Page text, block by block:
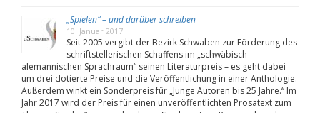
„Spielen“ – und darüber schreiben
10. Januar 2017
Seit 2005 vergibt der Bezirk Schwaben zur Förderung des
schriftstellerischen Schaffens im „schwäbisch-
alemannischen Sprachraum“ seinen Literaturpreis – es geht dabei
um drei dotierte Preise und die Veröffentlichung in einer Anthologie.
Außerdem winkt ein Sonderpreis für „Junge Autoren bis 25 Jahre.“ Im
Jahr 2017 wird der Preis für einen unveröffentlichten Prosatext zum